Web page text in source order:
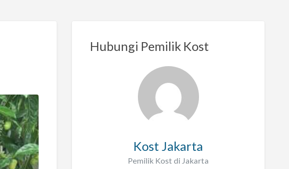
Hubungi Pemilik Kost
Kost Jakarta
Pemilik Kost di Jakarta